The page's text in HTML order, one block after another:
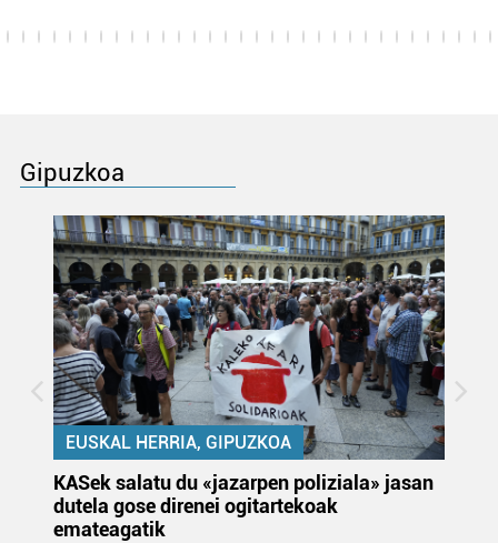
Gipuzkoa
EUSKAL HERRIA, GIPUZKOA
KASek salatu du «jazarpen poliziala» jasan
dutela gose direnei ogitartekoak
emateagatik